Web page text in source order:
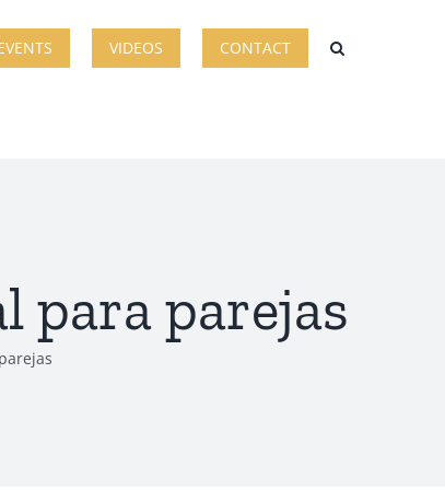
VIDEOS CONTACT
para parejas